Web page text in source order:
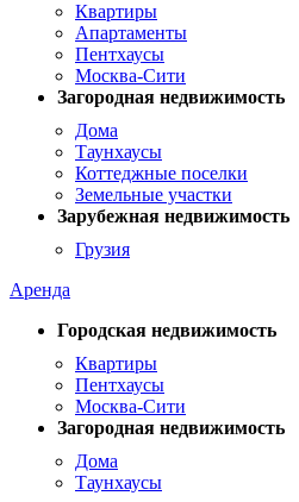
Квартиры
Апартаменты
Пентхаусы
Москва-Сити
Загородная недвижимость
Дома
Таунхаусы
Коттеджные поселки
Земельные участки
Зарубежная недвижимость
Грузия
Аренда
Городская недвижимость
Квартиры
Пентхаусы
Москва-Сити
Загородная недвижимость
Дома
Таунхаусы